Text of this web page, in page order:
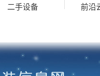
二手设备
前沿